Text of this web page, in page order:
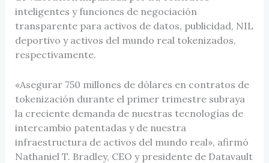
inteligentes y funciones de negociación
transparente para activos de datos, publicidad, NIL
deportivo y activos del mundo real tokenizados,
respectivamente.
«Asegurar 750 millones de dólares en contratos de
tokenización durante el primer trimestre subraya
la creciente demanda de nuestras tecnologías de
intercambio patentadas y de nuestra
infraestructura de activos del mundo real», afirmó
Nathaniel T. Bradley, CEO y presidente de Datavault